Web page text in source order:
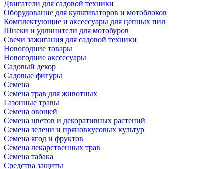
Двигатели для садовой техники
Оборудование для культиваторов и мотоблоков
Комплектующие и аксессуары для цепных пил
Шнеки и удлинители для мотобуров
Свечи зажигания для садовой техники
Новогодние товары
Новогодние акссесуары
Садовый декор
Садовые фигуры
Семена
Семена трав для животных
Газонные травы
Семена овощей
Семена цветов и декоративных растений
Семена зелени и пряновкусовых культур
Семена ягод и фруктов
Семена лекарственных трав
Семена табака
Средства защиты